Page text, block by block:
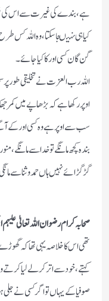
ہے، بندے کی غیرت سے اس کی
کیا ہی نہیںجا سکتا ، وہ اللہ
گن گان کسی اور کا کیا جائے۔
اللہ رب العزت نے تخلیقی
اوپر رکھا ہے کہ بڑھاپے میں
سب سے اوپر ہے وہ کسی اور کے
بندہ کچھ مانگے تو خدا سے مانگے ،
گڑگڑا ئے نہیں ہاں حمد وثنا سے
صحابہ کرام رضوان اللہ تعالیٰ
تھی اس کا خلاصہ یہی تھا کہ گھوڑے
کہتے ، خود سے اتر کر لے لیا
صوفیا کے یہاں تو اگر کسی نے جلی